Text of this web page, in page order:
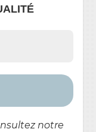
notre